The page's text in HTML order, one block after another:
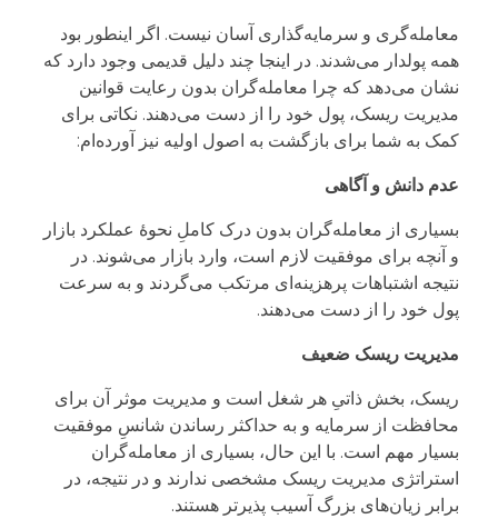
معامله‌گری و سرمایه‌گذاری آسان نیست. اگر اینطور بود
همه پولدار می‌شدند. در اینجا چند دلیل قدیمی وجود دارد که
نشان می‌دهد که چرا معامله‌گران بدون رعایت قوانین
مدیریت ریسک، پول خود را از دست می‌دهند. نکاتی برای
کمک به شما برای بازگشت به اصول اولیه نیز آورده‌ام:
عدم دانش و آگاهی
بسیاری از معامله‌گران بدون درک کاملِ نحوۀ عملکرد بازار
و آنچه برای موفقیت لازم است، وارد بازار می‌شوند. در
نتیجه اشتباهات پرهزینه‌ای مرتکب می‌گردند و به سرعت
پول خود را از دست می‌دهند.
مدیریت ریسک ضعیف
ریسک، بخش ذاتیِ هر شغل است و مدیریت موثر آن برای
محافظت از سرمایه و به حداکثر رساندن شانسِ موفقیت
بسیار مهم است. با این حال، بسیاری از معامله‌گران
استراتژی مدیریت ریسک مشخصی ندارند و در نتیجه، در
برابر زیان‌های بزرگ آسیب پذیرتر هستند.